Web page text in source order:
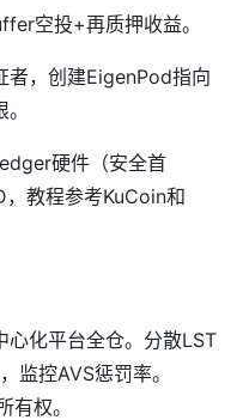
空投+再质押收益。
者，创建EigenPod指向
硬件（安全首
教程参考KuCoin和
心化平台全仓。分散LST
控AVS惩罚率。
权。